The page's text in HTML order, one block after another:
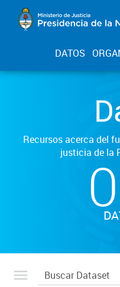
DATOS
Recursos acerca del
justicia de la